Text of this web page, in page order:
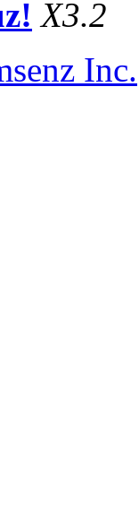
X3.2
Inc.